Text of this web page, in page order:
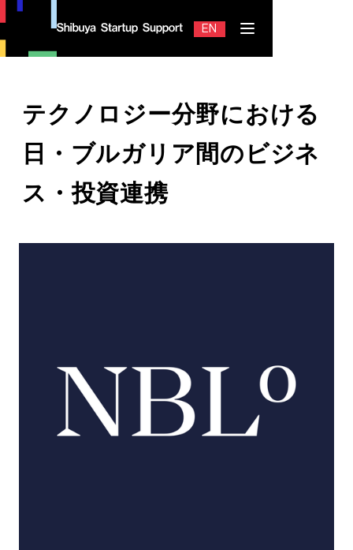
EN
Contact
テクノロジー分野における
日・ブルガリア間のビジネ
ス・投資連携